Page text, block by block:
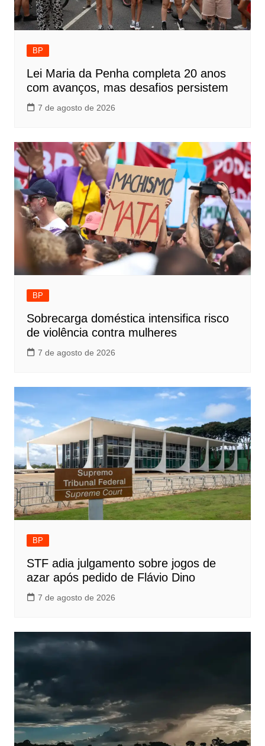
BP
Lei Maria da Penha completa 20 anos
com avanços, mas desafios persistem
7 de agosto de 2026
BP
Sobrecarga doméstica intensifica risco
de violência contra mulheres
7 de agosto de 2026
BP
STF adia julgamento sobre jogos de
azar após pedido de Flávio Dino
7 de agosto de 2026